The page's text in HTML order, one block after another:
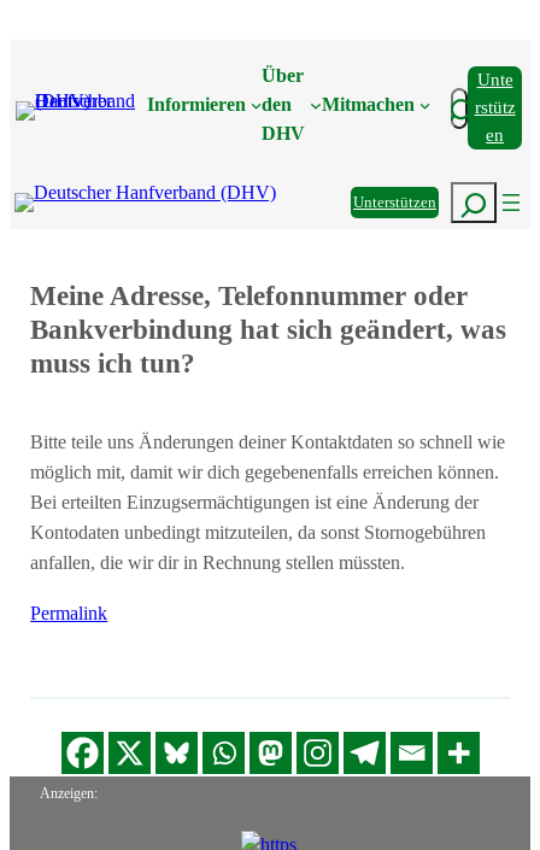
Informieren
Über
den
DHV
Mitmachen Suchen
Unte
Rstütz
En
UnterstützenSuchen
Meine Adresse, Telefonnummer oder
Bankverbindung hat sich geändert, was
muss ich tun?
Bitte teile uns Änderungen deiner Kontaktdaten so schnell wie
möglich mit, damit wir dich gegebenenfalls erreichen können.
Bei erteilten Einzugsermächtigungen ist eine Änderung der
Kontodaten unbedingt mitzuteilen, da sonst Stornogebühren
anfallen, die wir dir in Rechnung stellen müssten.
Permalink
Anzeigen: